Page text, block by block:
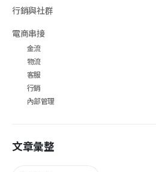
行銷與社群
電商串接
金流
物流
客服
行銷
內部管理
文章彙整